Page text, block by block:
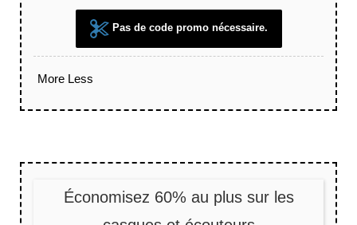
Pas de code promo nécessaire.
More Less
Économisez 60% au plus sur les